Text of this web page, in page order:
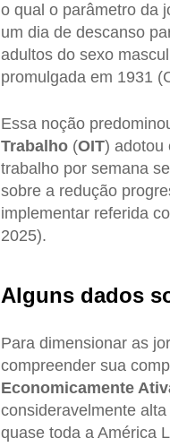
o qual o parâmetro da
um dia de descanso
adultos do sexo
promulgada em 1931
Essa noção
Trabalho(OIT) adotou
trabalho por semana
sobre a redução
implementar referida
2025).
Alguns dados
Para dimensionar as
compreender sua
Economicamente
consideravelmente
quase toda a América